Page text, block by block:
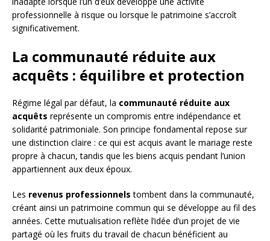
professionnelle à risque ou lorsque le patrimoine s’accroît
significativement.
La communauté réduite aux
acquêts : équilibre et protection
Régime légal par défaut, la communauté réduite aux
acquêts représente un compromis entre indépendance et
solidarité patrimoniale. Son principe fondamental repose sur
une distinction claire : ce qui est acquis avant le mariage reste
propre à chacun, tandis que les biens acquis pendant l’union
appartiennent aux deux époux.
Les revenus professionnels tombent dans la communauté,
créant ainsi un patrimoine commun qui se développe au fil des
années. Cette mutualisation reflète l’idée d’un projet de vie
partagé où les fruits du travail de chacun bénéficient au